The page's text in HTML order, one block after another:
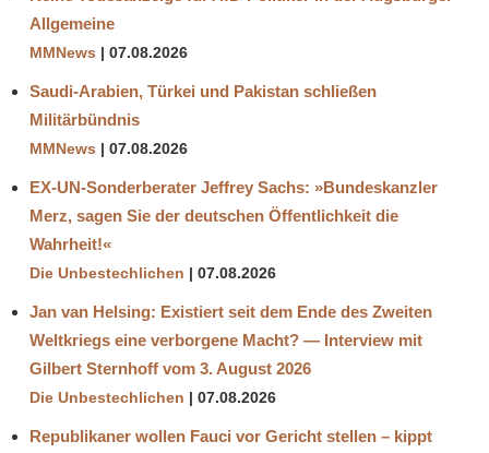
Allgemeine
MMNews 07.08.2026
Saudi-Arabien, Türkei und Pakistan schließen
Militärbündnis
MMNews 07.08.2026
EX-UN-Sonderberater Jeffrey Sachs: »Bundeskanzler
Merz, sagen Sie der deutschen Öffentlichkeit die
Wahrheit!«
Die Unbestechlichen 07.08.2026
Jan van Helsing: Existiert seit dem Ende des Zweiten
Weltkriegs eine verborgene Macht? — Interview mit
Gilbert Sternhoff vom 3. August 2026
Die Unbestechlichen 07.08.2026
Republikaner wollen Fauci vor Gericht stellen – kippt